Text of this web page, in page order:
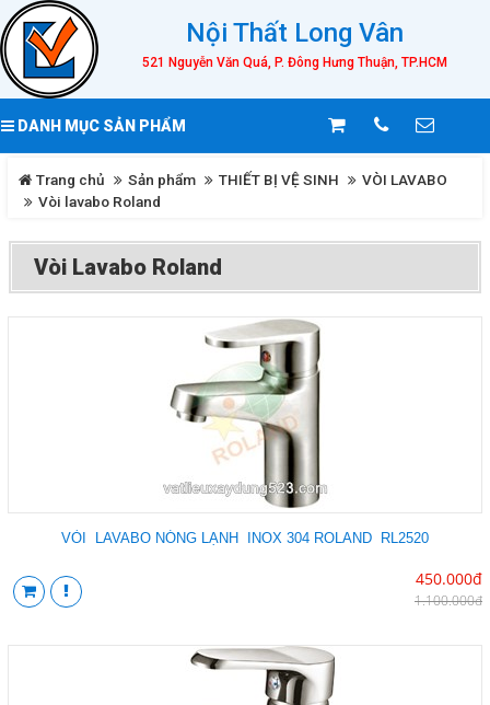
Nội Thất Long Vân
521 Nguyễn Văn Quá, P. Đông Hưng Thuận, TP.HCM
DANH MỤC SẢN PHẨM
Trang chủ Sản phẩm THIẾT BỊ VỆ SINH
VÒI LAVABO
Vòi lavabo Roland
Vòi Lavabo Roland
VÒI LAVABO NÓNG LẠNH INOX 304 ROLAND RL2520
450.000đ
1.100.000đ